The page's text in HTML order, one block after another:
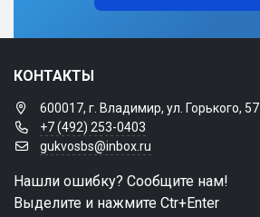
КОНТАКТЫ
600017, г. Владимир, ул. Горького, 57
+7 (492) 253-0403
gukvosbs@inbox.ru
Нашли ошибку? Сообщите нам!
Выделите и нажмите Ctr+Enter